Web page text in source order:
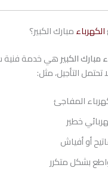
الكهرباءمبارك الكبير؟
الكبيرهي خدمة
تحتمل التأجيل، مثل:
المفاجئ
خطير
أو أفياش
بشكل متكرر